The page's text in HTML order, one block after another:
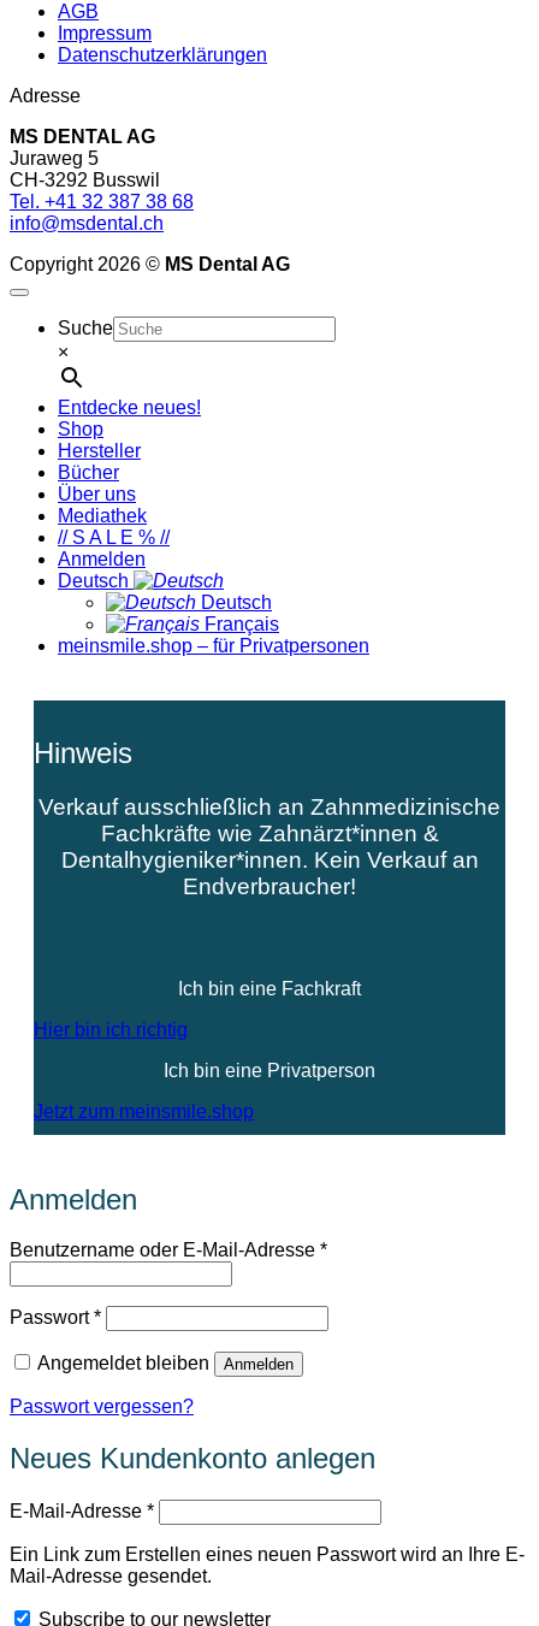
AGB
Impressum
Datenschutzerklärungen
Adresse
MS DENTAL AG
Juraweg 5
CH-3292 Busswil
Tel. +41 32 387 38 68
info@msdental.ch
Copyright 2026 © MS Dental AG
Suche
×
Entdecke neues!
Shop
Hersteller
Bücher
Über uns
Mediathek
// S A L E % //
Anmelden
Deutsch
Deutsch
Français
meinsmile.shop – für Privatpersonen
Hinweis
Verkauf ausschließlich an Zahnmedizinische
Fachkräfte wie Zahnärzt*innen &
Dentalhygieniker*innen. Kein Verkauf an
Endverbraucher!
Ich bin eine Fachkraft
Hier bin ich richtig
Ich bin eine Privatperson
Jetzt zum meinsmile.shop
Anmelden
Benutzername oder E-Mail-Adresse *Erforderlich
Passwort*Erforderlich
Angemeldet bleiben Anmelden
Passwort vergessen?
Neues Kundenkonto anlegen
E-Mail-Adresse *Erforderlich
Ein Link zum Erstellen eines neuen Passwort wird an Ihre E-
Mail-Adresse gesendet.
Subscribe to our newsletter